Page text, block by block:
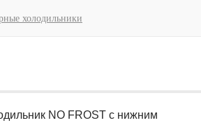
холодильники
NO FROST с нижним